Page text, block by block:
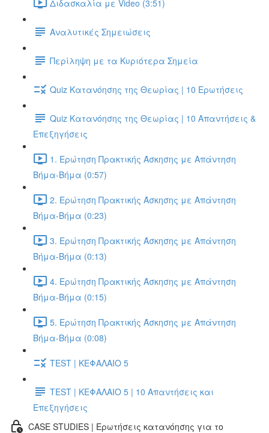
Διδασκαλία με Video (3:51)
Αναλυτικές Σημειώσεις
Περίληψη με τα Κυριότερα Σημεία
Quiz Κατανόησης της Θεωρίας | 10 Ερωτήσεις
Quiz Κατανόησης της Θεωρίας | 10 Απαντήσεις &
Επεξηγήσεις
1. Ερώτηση Πρακτικής Άσκησης με Απάντηση
Βήμα-Βήμα (0:57)
2. Ερώτηση Πρακτικής Άσκησης με Απάντηση
Βήμα-Βήμα (0:23)
3. Ερώτηση Πρακτικής Άσκησης με Απάντηση
Βήμα-Βήμα (0:13)
4. Ερώτηση Πρακτικής Άσκησης με Απάντηση
Βήμα-Βήμα (0:15)
5. Ερώτηση Πρακτικής Άσκησης με Απάντηση
Βήμα-Βήμα (0:08)
TEST | ΚΕΦΑΛΑΙΟ 5
TEST | ΚΕΦΑΛΑΙΟ 5 | 10 Απαντήσεις και
Επεξηγήσεις
CASE STUDIES | Ερωτήσεις κατανόησης για το